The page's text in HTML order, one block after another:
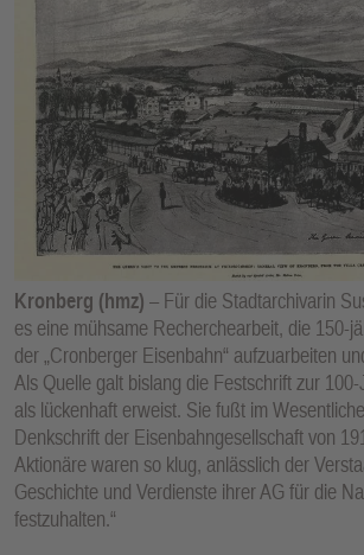
Kronberg (hmz) – Für die Stadtarchivarin
es eine mühsame Recherchearbeit, die 150-
der „Cronberger Eisenbahn“ aufzuarbeiten
Als Quelle galt bislang die Festschrift zur
als lückenhaft erweist. Sie fußt im
Denkschrift der Eisenbahngesellschaft von
Aktionäre waren so klug, anlässlich der
Geschichte und Verdienste ihrer AG für die
festzuhalten.“
K
TI
O
N
E
N